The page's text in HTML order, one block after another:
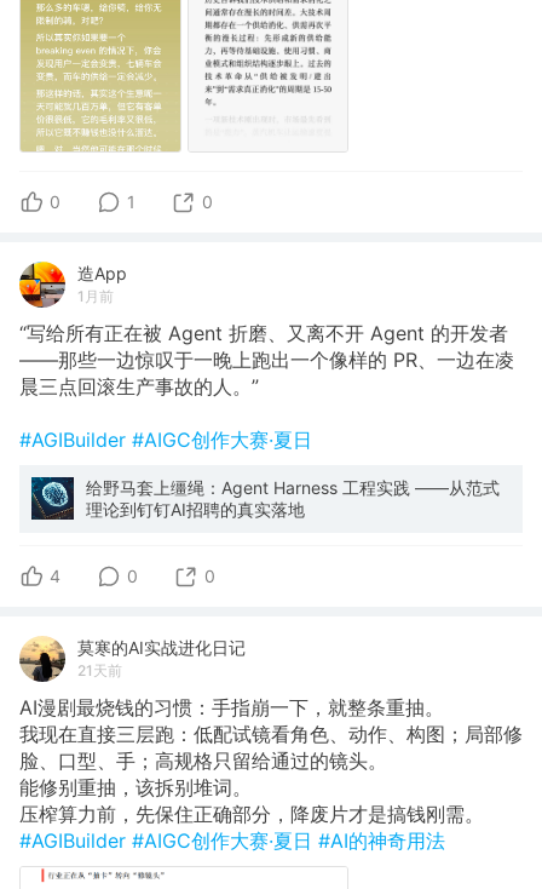
0 1 0
造App
1月前
“写给所有正在被 Agent 折磨、又离不开 Agent 的开发者
——那些一边惊叹于一晚上跑出一个像样的 PR、一边在凌
晨三点回滚生产事故的人。”
#AGIBuilder #AIGC创作大赛·夏日
给野马套上缰绳：Agent Harness 工程实践 ——从范式
理论到钉钉AI招聘的真实落地
4 0 0
莫寒的AI实战进化日记
21天前
AI漫剧最烧钱的习惯：手指崩一下，就整条重抽。
我现在直接三层跑：低配试镜看角色、动作、构图；局部修
脸、口型、手；高规格只留给通过的镜头。
能修别重抽，该拆别堆词。
压榨算力前，先保住正确部分，降废片才是搞钱刚需。
#AGIBuilder #AIGC创作大赛·夏日 #AI的神奇用法